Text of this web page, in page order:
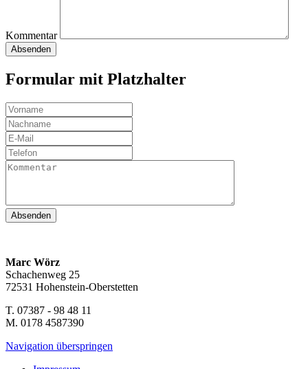
Kommentar
Absenden
Formular mit Platzhalter
Absenden
Marc Wörz
Schachenweg 25
72531 Hohenstein-Oberstetten
T. 07387 - 98 48 11
M. 0178 4587390
Navigation überspringen